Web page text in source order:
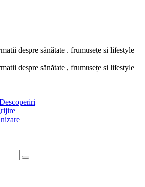
despre sănătate , frumusețe si lifestyle
despre sănătate , frumusețe si lifestyle